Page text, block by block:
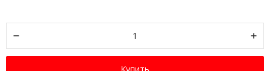
Купить